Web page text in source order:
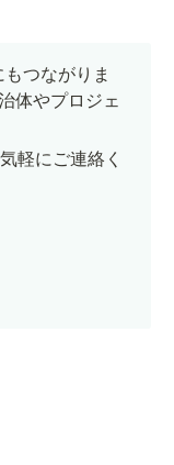
つながりま
体やプロジェ
軽にご連絡く